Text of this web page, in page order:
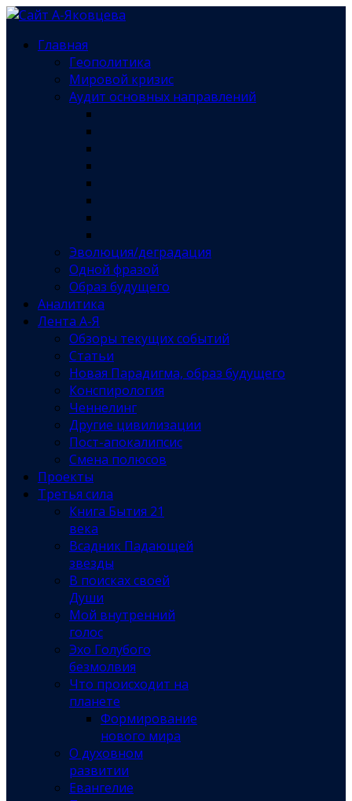
Главная
Геополитика
Мировой кризис
Аудит основных направлений
Эволюция/деградация
Одной фразой
Образ будущего
Аналитика
Лента А-Я
Обзоры текущих событий
Статьи
Новая Парадигма, образ будущего
Конспирология
Ченнелинг
Другие цивилизации
Пост-апокалипсис
Смена полюсов
Проекты
Третья сила
Книга Бытия 21
века
Всадник Падающей
звезды
В поисках своей
Души
Мой внутренний
голос
Эхо Голубого
безмолвия
Что происходит на
планете
Формирование
нового мира
О духовном
развитии
Евангелие